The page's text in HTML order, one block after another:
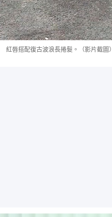
紅唇搭配復古波浪長捲髮。（影片截圖）